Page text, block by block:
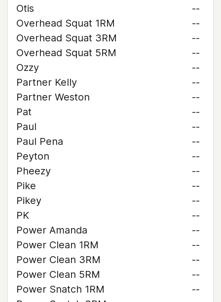
Otis
--
Overhead Squat 1RM
--
Overhead Squat 3RM
--
Overhead Squat 5RM
--
Ozzy
--
Partner Kelly
--
Partner Weston
--
Pat
--
Paul
--
Paul Pena
--
Peyton
--
Pheezy
--
Pike
--
Pikey
--
PK
--
Power Amanda
--
Power Clean 1RM
--
Power Clean 3RM
--
Power Clean 5RM
--
Power Snatch 1RM
--